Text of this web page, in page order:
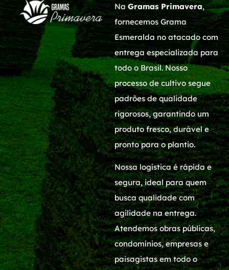
NaGramas Primavera,
fornecemos Grama
Esmeralda no atacado com
entrega especializada para
todo o Brasil. Nosso
processo de cultivo segue
padrões de qualidade
rigorosos, garantindo um
produto fresco, durável e
pronto para o plantio.
Nossa logística é rápida e
segura, ideal para quem
busca qualidade com
agilidade na entrega.
Atendemos obras públicas,
condomínios, empresas e
paisagistas em todo o